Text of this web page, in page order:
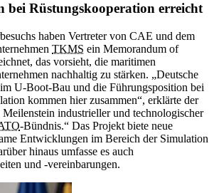
bei Rüstungskooperation erreicht
haben Vertreter von CAE und dem
TKMS ein Memorandum of
das vorsieht, die maritimen
nachhaltig zu stärken. „Deutsche
U-Boot-Bau und die Führungsposition bei
kommen hier zusammen“, erklärte der
industrieller und technologischer
-Bündnis.“ Das Projekt biete neue
Entwicklungen im Bereich der Simulation
hinaus umfasse es auch
und -vereinbarungen.